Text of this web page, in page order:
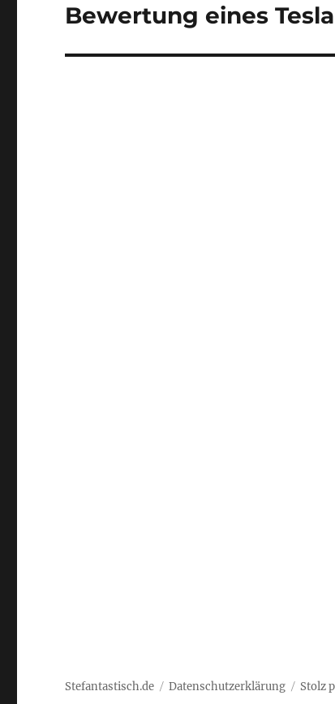
Nächster
Bewertung eines
Stefantastisch.de Datenschutzerklärung Stolz